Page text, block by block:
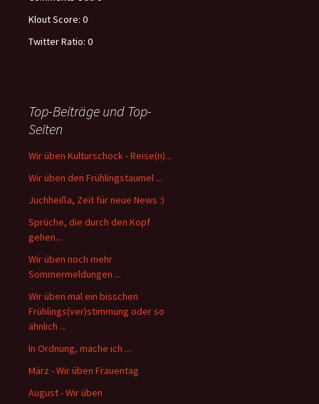
Klout Score: 0
Twitter Ratio: 0
Top-Beiträge und Top-
Seiten
Wir üben Kulturschock - Reise(n)...
Wir üben den Frühlingstaumel ...
Juchheißa, Zeit für neue News :)
Sprüche, die durch den Kopf
gehen...
Wir üben noch mehr
Sommermeldungen ...
Wir üben mal ein bisschen
Frühlings(ver)stimmung oder so
ähnlich ...
In Ordnung, mache ich ...
März - Wir üben Frauentag
August - Wir üben